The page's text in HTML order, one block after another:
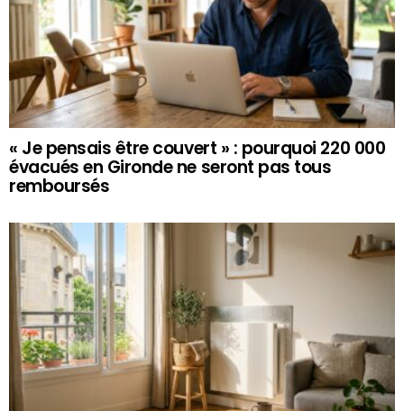
« Je pensais être couvert » : pourquoi 220 000
évacués en Gironde ne seront pas tous
remboursés